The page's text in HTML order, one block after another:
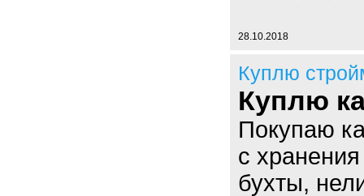
28.10.2018
Куплю
Куплю
Покупаю
с
бухты,